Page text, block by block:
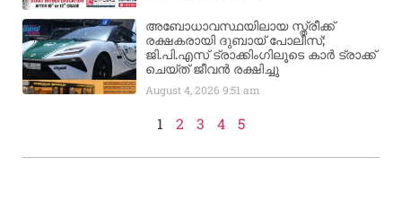
അബോധാവസ്ഥയിലായ സ്ത്രീക്ക്
രക്ഷകരായി ദുബായ് പോലീസ്;
ജി.പി.എസ് ട്രാക്കിംഗിലൂടെ കാർ ട്രാക്ക്
ചെയ്ത് ജീവൻ രക്ഷിച്ചു
August 4, 20269:51 am
1 2 3 4 5